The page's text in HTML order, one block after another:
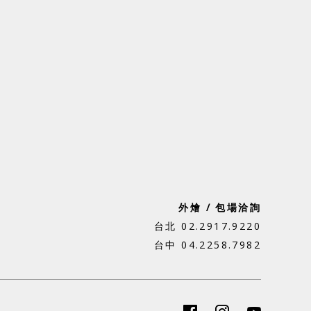
外燴 / 包場洽詢
台北 02.2917.9220
台中 04.2258.7982